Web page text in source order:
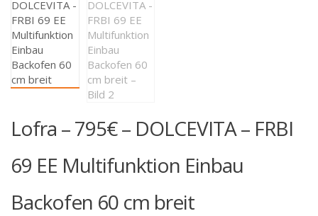
Lofra – 795€ – DOLCEVITA – FRBI
69 EE Multifunktion Einbau
Backofen 60 cm breit